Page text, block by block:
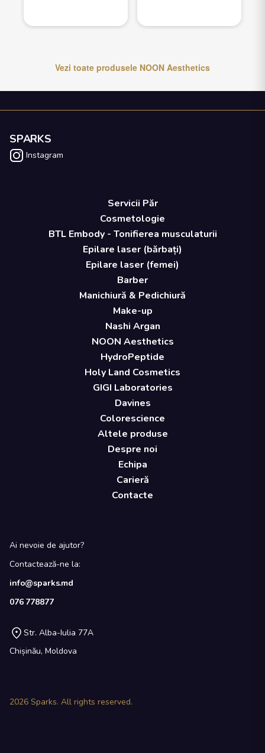
Vezi toate produsele NOON Aesthetics
SPARKS
Instagram
Servicii Păr
Cosmetologie
BTL Embody - Tonifierea musculaturii
Epilare laser (bărbați)
Epilare laser (femei)
Barber
Manichiură & Pedichiură
Make-up
Nashi Argan
NOON Aesthetics
HydroPeptide
Holy Land Cosmetics
GIGI Laboratories
Davines
Colorescience
Altele produse
Despre noi
Echipa
Carieră
Contacte
Ai nevoie de ajutor?
Contactează-ne la:
info@sparks.md
076 778877
Str. Alba-Iulia 77A
Chișinău, Moldova
2026 Sparks. All rights reserved.